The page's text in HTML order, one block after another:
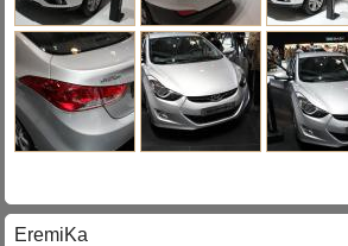
EremiKa